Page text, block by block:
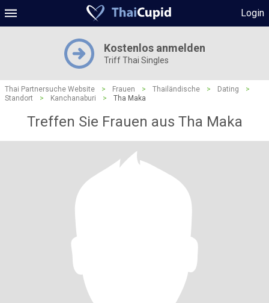
Login
Kostenlos anmelden
Triff Thai Singles
Thai Partnersuche Website > Frauen > Thailändische > Dating
>
Standort
> Kanchanaburi > Tha Maka
Treffen Sie Frauen aus Tha Maka